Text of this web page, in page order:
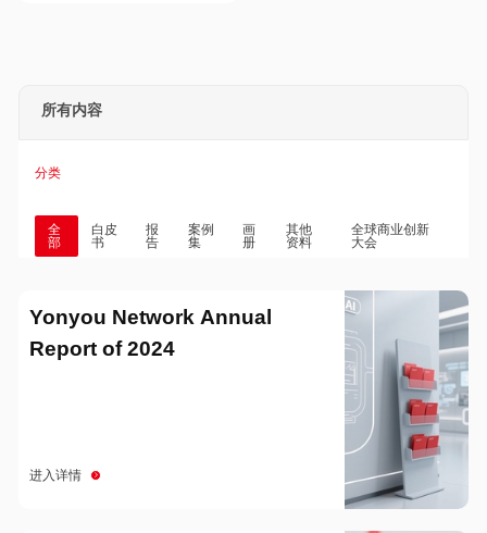
所有内容
分类
全
部
白皮
书
报
告
案例
集
画
册
其他
资料
全球商业创新
大会
Yonyou Network Annual
Report of 2024
进入详情